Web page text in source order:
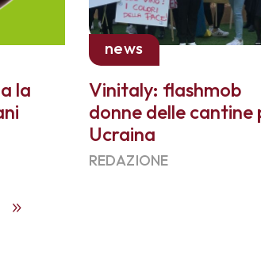
la
news
Vinitaly: flashmob
donne delle cantine
Ucraina
REDAZIONE